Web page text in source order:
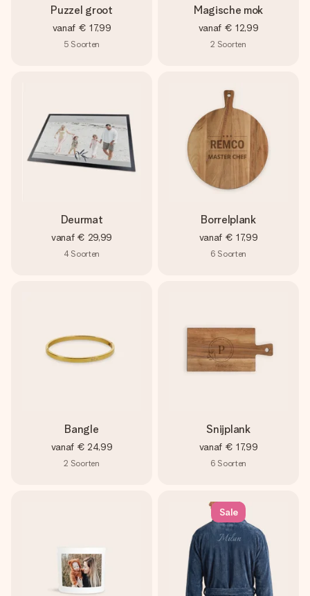
Puzzel groot
vanaf € 17,99
5 Soorten
Magische mok
vanaf € 12,99
2 Soorten
Deurmat
vanaf € 29,99
4 Soorten
Borrelplank
vanaf € 17,99
6 Soorten
Bangle
vanaf € 24,99
2 Soorten
Snijplank
vanaf € 17,99
6 Soorten
Sale